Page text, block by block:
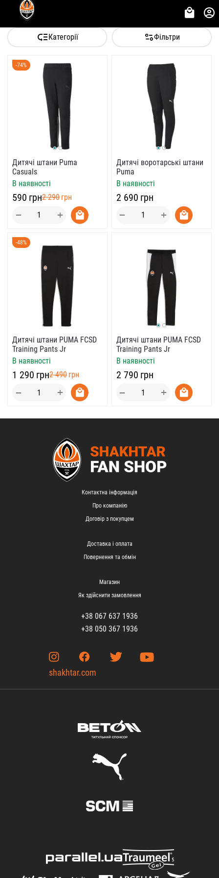
Категорії Фільтри
-74%
Дитячі штани Puma
Casuals
В наявності
‍590‍ грн‍2 290‍ грн
+
−
Дитячі воротарські штани
Puma
В наявності
‍2 690‍ грн
+
−
-48%
Дитячі штани PUMA FCSD
Training Pants Jr
В наявності
‍1 290‍ грн‍2 490‍ грн
+
−
Дитячі штани PUMA FCSD
Training Pants Jr
В наявності
‍2 790‍ грн
+
−
Контактна інформація
Про компанію
Договір з покупцем
Доставка і оплата
Повернення та обмін
Магазин
Як здійснити замовлення
+38 067 637 1936
+38 050 367 1936
shakhtar.com